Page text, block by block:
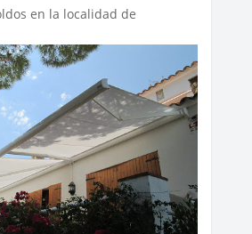
en la localidad de